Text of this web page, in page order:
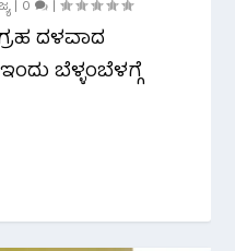
| 0 |
ದಳವಾದ
ಬೆಳ್ಳಂಬೆಳಗ್ಗೆ